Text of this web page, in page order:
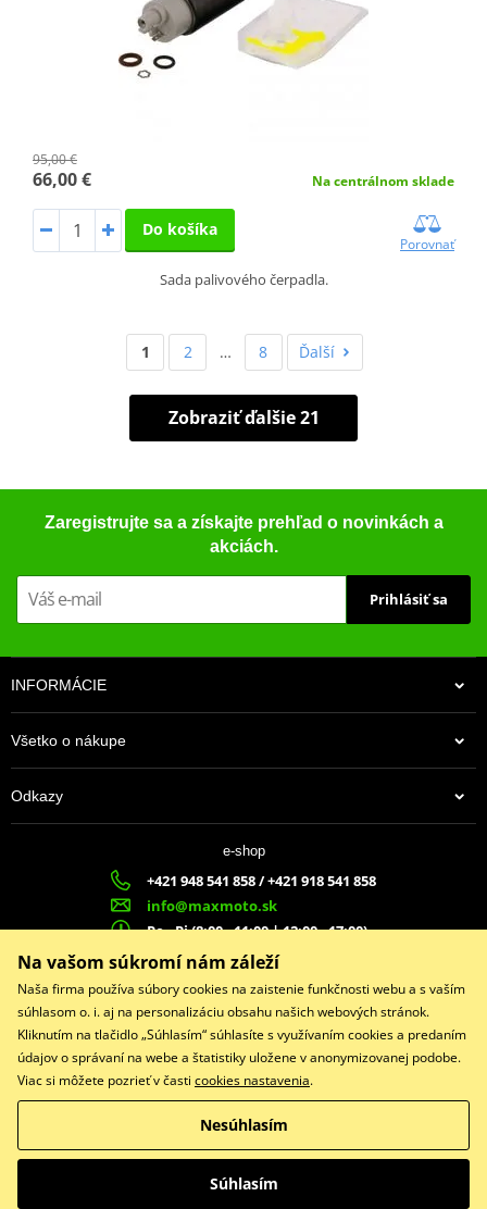
95,00 €
66,00 € Na centrálnom sklade
Do košíka
Porovnať
Sada palivového čerpadla.
1 2 … 8 Ďalší
Zobraziť ďalšie 21
Zaregistrujte sa a získajte prehľad o novinkách a
akciách.
Prihlásiť sa
INFORMÁCIE
Všetko o nákupe
Odkazy
e-shop
+421 948 541 858 / +421 918 541 858
info@maxmoto.sk
Po - Pi (8:00 - 11:00 | 12:00 - 17:00)
MAX
MOTO s.r.o.
Slovenských dobrovoľníkov 1439
022 01 Čadca
Facebook
Copyright © 2026 www.maxmotoshop.sk
Všetky práva vyhradené
Prepnúť na klasickú verziu
Na vašom súkromí nám záleží
Naša firma používa súbory cookies na zaistenie funkčnosti webu a s vaším
súhlasom o. i. aj na personalizáciu obsahu našich webových stránok.
Kliknutím na tlačidlo „Súhlasím“ súhlasíte s využívaním cookies a predaním
údajov o správaní na webe a štatistiky uložene v anonymizovanej podobe.
Viac si môžete pozrieť v časti cookies nastavenia.
Nesúhlasím
Súhlasím